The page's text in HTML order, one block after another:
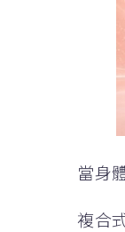
當身
複合